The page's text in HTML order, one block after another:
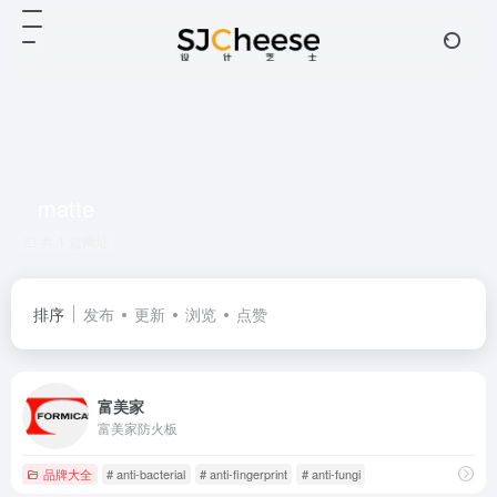
排序 发布 更新 浏览 点赞
富美家
富美家防火板
品牌大全 # anti-bacterial # anti-fingerprint # anti-fungi